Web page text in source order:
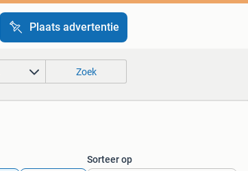
Plaats advertentie
Zoek
Sorteer op